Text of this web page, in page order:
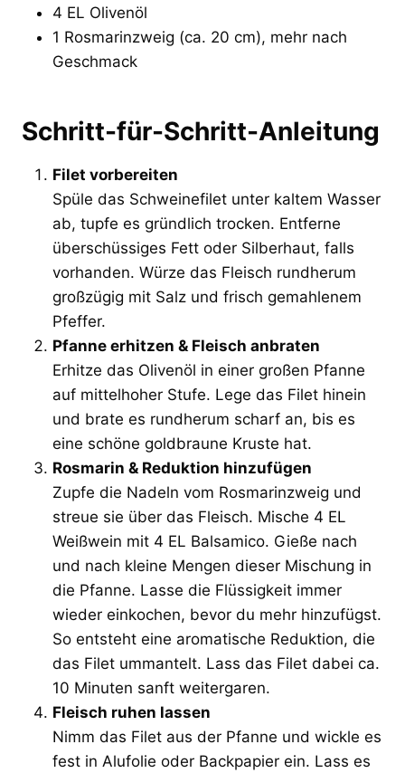
4 EL Olivenöl
1 Rosmarinzweig (ca. 20 cm), mehr nach
Geschmack
Schritt-für-Schritt-Anleitung
Filet vorbereiten
Spüle das Schweinefilet unter kaltem Wasser
ab, tupfe es gründlich trocken. Entferne
überschüssiges Fett oder Silberhaut, falls
vorhanden. Würze das Fleisch rundherum
großzügig mit Salz und frisch gemahlenem
Pfeffer.
Pfanne erhitzen & Fleisch anbraten
Erhitze das Olivenöl in einer großen Pfanne
auf mittelhoher Stufe. Lege das Filet hinein
und brate es rundherum scharf an, bis es
eine schöne goldbraune Kruste hat.
Rosmarin & Reduktion hinzufügen
Zupfe die Nadeln vom Rosmarinzweig und
streue sie über das Fleisch. Mische 4 EL
Weißwein mit 4 EL Balsamico. Gieße nach
und nach kleine Mengen dieser Mischung in
die Pfanne. Lasse die Flüssigkeit immer
wieder einkochen, bevor du mehr hinzufügst.
So entsteht eine aromatische Reduktion, die
das Filet ummantelt. Lass das Filet dabei ca.
10 Minuten sanft weitergaren.
Fleisch ruhen lassen
Nimm das Filet aus der Pfanne und wickle es
fest in Alufolie oder Backpapier ein. Lass es